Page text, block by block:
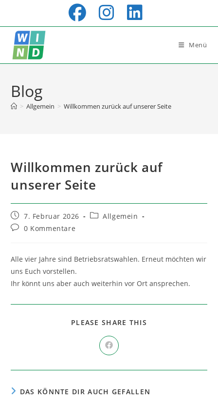
springen
Menü
Blog
> Allgemein > Willkommen zurück auf unserer Seite
Willkommen zurück auf
unserer Seite
Beitrag
veröffentlicht:
7. Februar 2026
Beitrags-
Allgemein
Beitrags-
0 Kommentare
Alle vier Jahre sind Betriebsratswahlen. Erneut möchten wir
uns Euch vorstellen.
Ihr könnt uns aber auch weiterhin vor Ort ansprechen.
PLEASE SHARE THIS
Öffnet
in
neuen
DAS KÖNNTE DIR AUCH GEFALLEN